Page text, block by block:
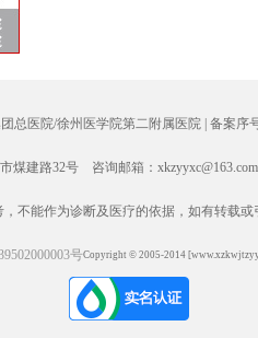
总医院/徐州医学院第二附属医院 | 备案序
煤建路32号 咨询邮箱：
不能作为诊断及医疗的依据，如有转载
号Copyright © 2005-2014